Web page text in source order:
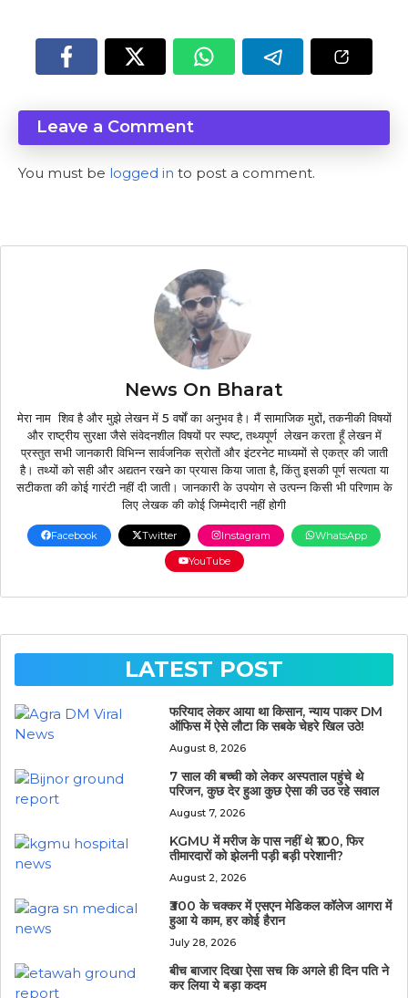
Leave a Comment
You must be logged in to post a comment.
News On Bharat
मेरा नाम शिव है और मुझे लेखन में 5 वर्षों का अनुभव है। मैं सामाजिक मुद्दों, तकनीकी विषयों
और राष्ट्रीय सुरक्षा जैसे संवेदनशील विषयों पर स्पष्ट, तथ्यपूर्ण लेखन करता हूँ लेखन में
प्रस्तुत सभी जानकारी विभिन्न सार्वजनिक स्रोतों और इंटरनेट माध्यमों से एकत्र की जाती
है। तथ्यों को सही और अद्यतन रखने का प्रयास किया जाता है, किंतु इसकी पूर्ण सत्यता या
सटीकता की कोई गारंटी नहीं दी जाती। जानकारी के उपयोग से उत्पन्न किसी भी परिणाम के
लिए लेखक की कोई जिम्मेदारी नहीं होगी
Facebook Twitter Instagram
WhatsApp
YouTube
LATEST POST
फरियाद लेकर आया था किसान, न्याय पाकर DM
ऑफिस में ऐसे लौटा कि सबके चेहरे खिल उठे!
August 8, 2026
7 साल की बच्ची को लेकर अस्पताल पहुंचे थे
परिजन, कुछ देर हुआ कुछ ऐसा की उठ रहे सवाल
August 7, 2026
KGMU में मरीज के पास नहीं थे ₹100, फिर
तीमारदारों को झेलनी पड़ी बड़ी परेशानी?
August 2, 2026
₹300 के चक्कर में एसएन मेडिकल कॉलेज आगरा में
हुआ ये काम, हर कोई हैरान
July 28, 2026
बीच बाजार दिखा ऐसा सच कि अगले ही दिन पति ने
कर लिया ये बड़ा कदम